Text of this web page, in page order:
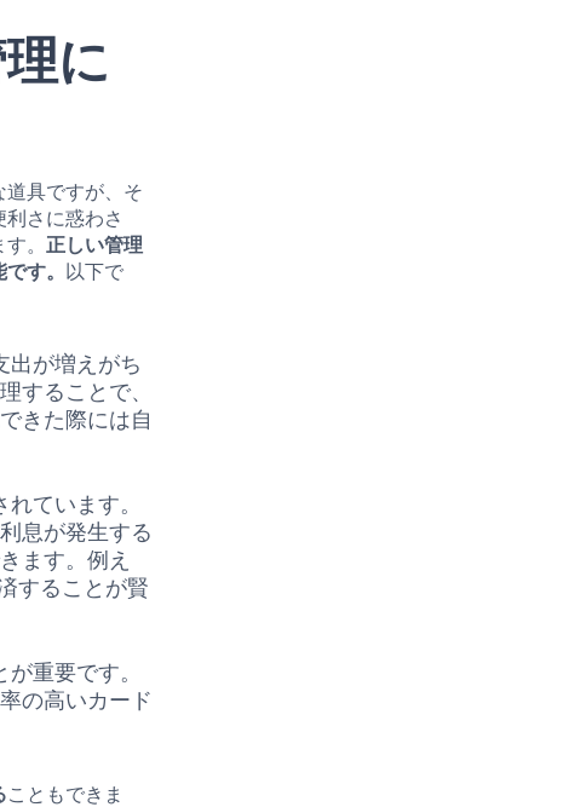
に
具ですが、そ
さに惑わさ
。 正しい管理
す。 以下で
出が増えがち
することで、
きた際には自
ています。
息が発生する
ます。例え
することが賢
重要です。
の高いカード
こともできま